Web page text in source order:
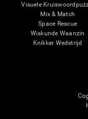
Visuele
Mix & Match
Space Rescue
Wiskunde Waanzin
Knikker Wedstrijd